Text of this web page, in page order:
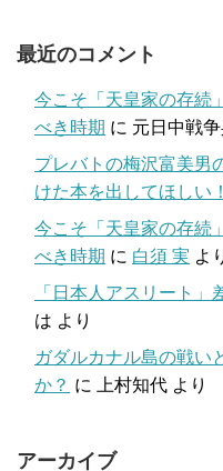
最近のコメント
今こそ「天皇家の存続
べき時期 に 元日中戦
プレバトの梅沢富美男
けた本を出してほしい！
今こそ「天皇家の存続
べき時期 に 白須 実 よ
「日本人アスリート
は より
ガダルカナル島の戦い
か？ に 上村知代 より
アーカイブ